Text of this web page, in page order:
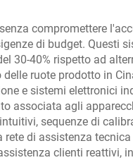
compromettere
di budget. Questi
40% rispetto ad
ruote prodotto in
e sistemi elettronici
associata agli
sequenze di
di assistenza
clienti reattivi,